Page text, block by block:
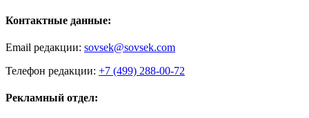
Контактные данные:
Email редакции: sovsek@sovsek.com
Телефон редакции: +7 (499) 288-00-72
Рекламный отдел: